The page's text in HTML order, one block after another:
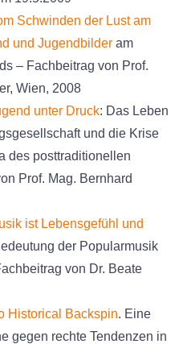
Schwinden der Lust am
und Jugendbilderam
– Fachbeitrag von Prof.
Wien, 2008
unter Druck: Das Leben
und die Krise
des posttraditionellen
Prof. Mag. Bernhard
ist Lebensgefühl und
der Popularmusik
von Dr. Beate
Historical Backspin. Eine
gegen rechte Tendenzen in